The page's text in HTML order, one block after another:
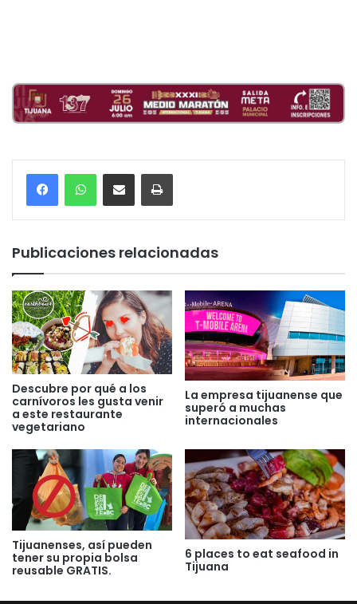
Compartir por correo electrónicoImprimir
Publicaciones relacionadas
Descubre por qué a los
carnívoros les gusta venir
a este restaurante
vegetariano
La empresa tijuanense que
superó a muchas
internacionales
Tijuanenses, así pueden
tener su propia bolsa
reusable GRATIS.
6 places to eat seafood in
Tijuana